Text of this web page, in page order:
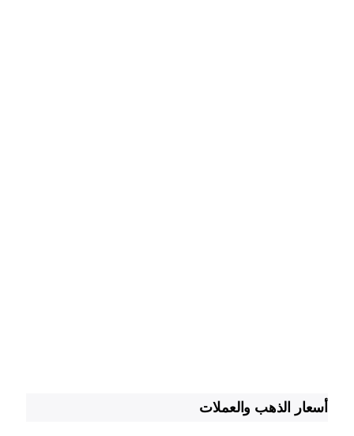
أسعار الذهب والعملات